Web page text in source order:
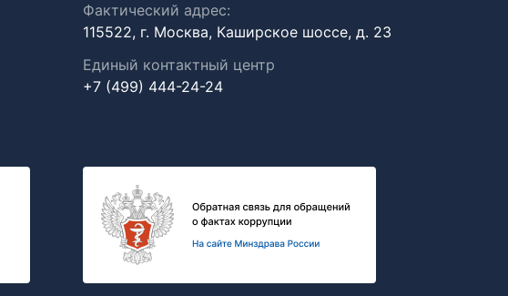
Фактический адрес:
115522, г. Москва, Каширское шоссе, д. 23
Единый контактный центр
+7 (499) 444-24-24